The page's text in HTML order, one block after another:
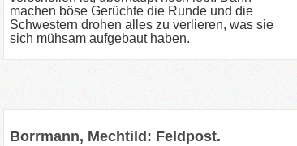
machen böse Gerüchte die Runde und die
Schwestern drohen alles zu verlieren, was sie
sich mühsam aufgebaut haben.
Borrmann, Mechtild: Feldpost.